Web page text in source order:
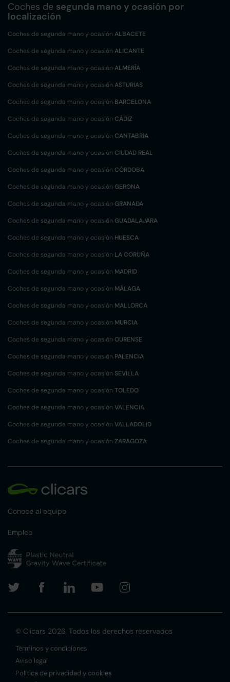
Coches de segunda mano y ocasión por
localización
Coches de segunda mano y ocasión ALBACETE
Coches de segunda mano y ocasión ALICANTE
Coches de segunda mano y ocasión ALMERÍA
Coches de segunda mano y ocasión ASTURIAS
Coches de segunda mano y ocasión BARCELONA
Coches de segunda mano y ocasión CÁDIZ
Coches de segunda mano y ocasión CANTABRIA
Coches de segunda mano y ocasión CIUDAD REAL
Coches de segunda mano y ocasión CÓRDOBA
Coches de segunda mano y ocasión GERONA
Coches de segunda mano y ocasión GRANADA
Coches de segunda mano y ocasión GUADALAJARA
Coches de segunda mano y ocasión HUESCA
Coches de segunda mano y ocasión LA CORUÑA
Coches de segunda mano y ocasión MADRID
Coches de segunda mano y ocasión MÁLAGA
Coches de segunda mano y ocasión MALLORCA
Coches de segunda mano y ocasión MURCIA
Coches de segunda mano y ocasión OURENSE
Coches de segunda mano y ocasión PALENCIA
Coches de segunda mano y ocasión SEVILLA
Coches de segunda mano y ocasión TOLEDO
Coches de segunda mano y ocasión VALENCIA
Coches de segunda mano y ocasión VALLADOLID
Coches de segunda mano y ocasión ZARAGOZA
Conoce al equipo
Empleo
© Clicars 2026. Todos los derechos reservados
Términos y condiciones
Aviso legal
Política de privacidad y cookies